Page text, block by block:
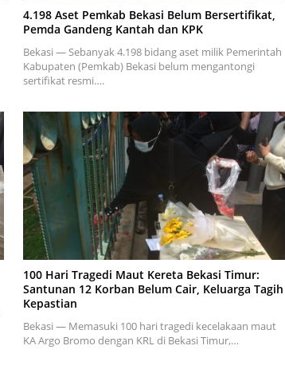
4.198 Aset Pemkab Bekasi Belum Bersertifikat,
Pemda Gandeng Kantah dan KPK
Bekasi — Sebanyak 4.198 bidang aset milik Pemerintah
Kabupaten (Pemkab) Bekasi belum mengantongi
sertifikat resmi….
100 Hari Tragedi Maut Kereta Bekasi Timur:
Santunan 12 Korban Belum Cair, Keluarga Tagih
Kepastian
Bekasi — Memasuki 100 hari tragedi kecelakaan maut
KA Argo Bromo dengan KRL di Bekasi Timur,…